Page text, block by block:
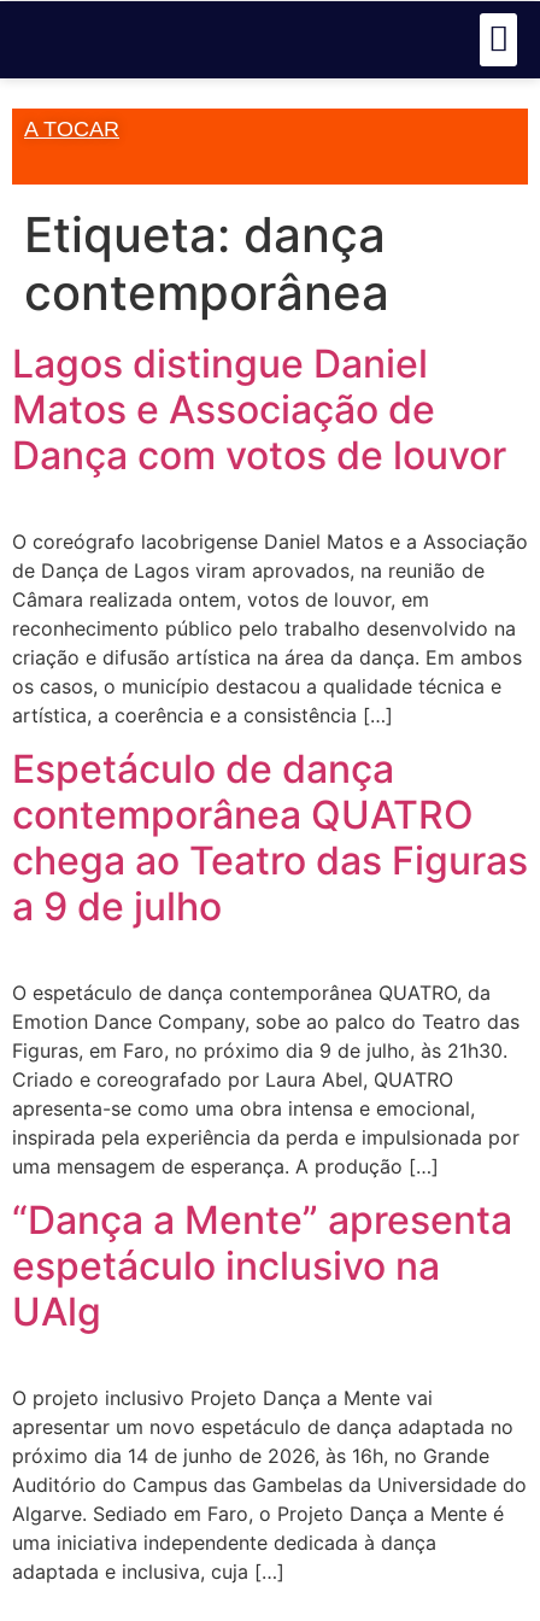
A TOCAR
Etiqueta: dança
contemporânea
Lagos distingue Daniel
Matos e Associação de
Dança com votos de louvor
O coreógrafo lacobrigense Daniel Matos e a Associação
de Dança de Lagos viram aprovados, na reunião de
Câmara realizada ontem, votos de louvor, em
reconhecimento público pelo trabalho desenvolvido na
criação e difusão artística na área da dança. Em ambos
os casos, o município destacou a qualidade técnica e
artística, a coerência e a consistência […]
Espetáculo de dança
contemporânea QUATRO
chega ao Teatro das Figuras
a 9 de julho
O espetáculo de dança contemporânea QUATRO, da
Emotion Dance Company, sobe ao palco do Teatro das
Figuras, em Faro, no próximo dia 9 de julho, às 21h30.
Criado e coreografado por Laura Abel, QUATRO
apresenta-se como uma obra intensa e emocional,
inspirada pela experiência da perda e impulsionada por
uma mensagem de esperança. A produção […]
“Dança a Mente” apresenta
espetáculo inclusivo na
UAlg
O projeto inclusivo Projeto Dança a Mente vai
apresentar um novo espetáculo de dança adaptada no
próximo dia 14 de junho de 2026, às 16h, no Grande
Auditório do Campus das Gambelas da Universidade do
Algarve. Sediado em Faro, o Projeto Dança a Mente é
uma iniciativa independente dedicada à dança
adaptada e inclusiva, cuja […]